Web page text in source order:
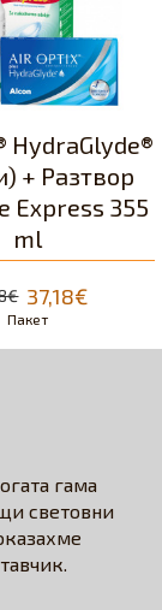
HydraGlyde®
+ Разтвор
Express 355
ml
37,18€
Пакет
гама
световни